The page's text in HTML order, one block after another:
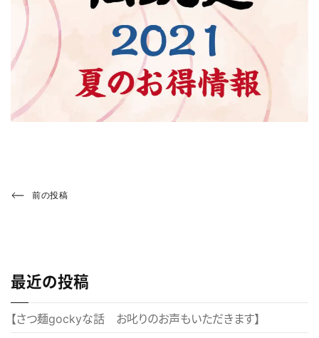
投
ゲ
ー
Previous
前の投稿
最近の投稿
【さつ麺gockyな話 お叱りのお声もいただきます】